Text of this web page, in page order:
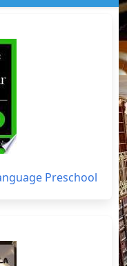
Preschool